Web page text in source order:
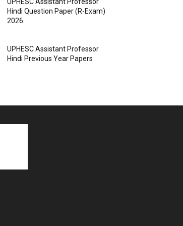
Hindi Question Paper (R-Exam)
2026
UPHESC Assistant Professor
Hindi Previous Year Papers